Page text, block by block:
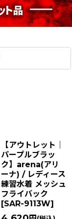
【アウトレット｜
パープルブラッ
ク】arena(アリ
ーナ) / レディース
練習水着 メッシュ
フライバック
[SAR-9113W]